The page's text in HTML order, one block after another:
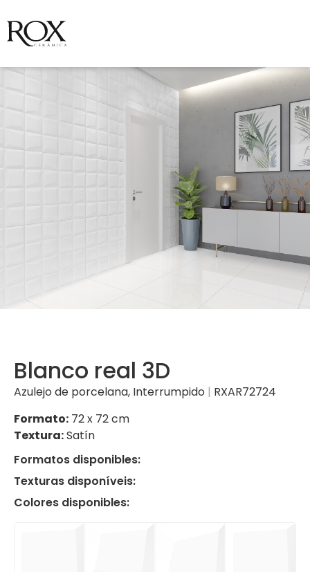
Blanco real 3D
Azulejo de porcelana, Interrumpido | RXAR72724
Formato: 72 x 72 cm
Textura:Satín
Formatos disponibles:
Texturas disponíveis:
Colores disponibles: